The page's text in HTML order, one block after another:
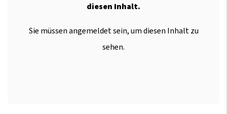
diesen Inhalt.
Sie müssen angemeldet sein, um diesen Inhalt zu
sehen.